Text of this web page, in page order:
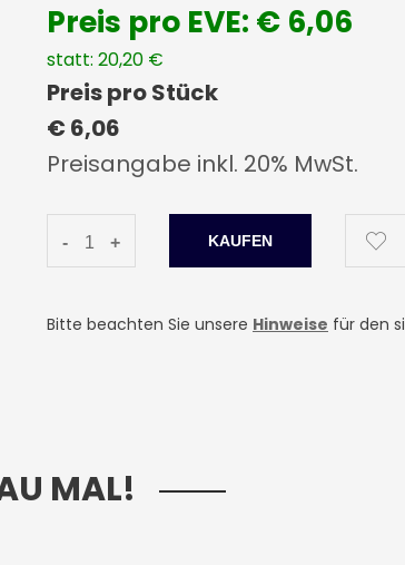
Preis pro EVE: € 6,06
statt: 20,20 €
Preis pro Stück
€ 6,06
Preisangabe inkl. 20% MwSt.
- +
Bitte beachten Sie unsere Hinweise für den
MAL!